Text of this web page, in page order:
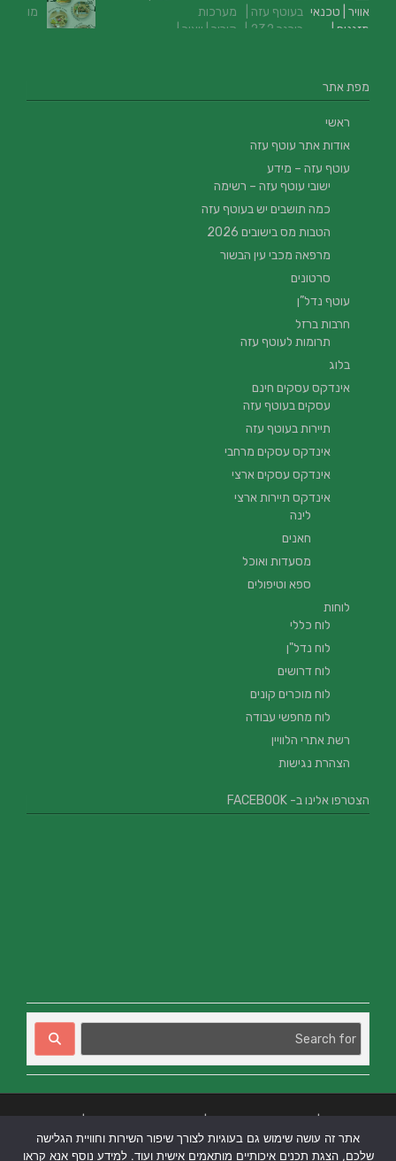
מפת אתר
ראשי
אודות אתר עוטף עזה
עוטף עזה – מידע
ישובי עוטף עזה – רשימה
כמה תושבים יש בעוטף עזה
הטבות מס בישובים 2026
מרפאה מכבי עין הבשור
סרטונים
עוטף נדל”ן
חרבות ברזל
תרומות לעוטף עזה
בלוג
אינדקס עסקים חינם
עסקים בעוטף עזה
תיירות בעוטף עזה
אינדקס עסקים מרחבי
אינדקס עסקים ארצי
אינדקס תיירות ארצי
לינה
חאנים
מסעדות ואוכל
ספא וטיפולים
לוחות
לוח כללי
לוח נדל"ן
לוח דרושים
לוח מוכרים קונים
לוח מחפשי עבודה
רשת אתרי הלוויין
הצהרת נגישות
הצטרפו אלינו ב- FACEBOOK
בבאר שבע |
אתר זה עושה שימוש גם בעוגיות לצורך שיפור השירות וחוויית הגלישה
שלכם, הצגת תכנים איכותיים מותאמים אישית ועוד. למידע נוסף אנא קראו